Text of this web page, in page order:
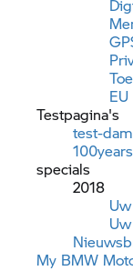
Testpagina's
test-
100years
specials
2018
My BMW